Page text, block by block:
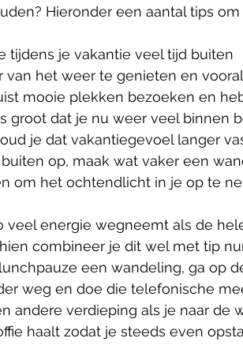
Hieronder een aantal tips
tijdens je vakantie veel tijd buiten
het weer te genieten en
mooie plekken bezoeken en
groot dat je nu weer veel binnen
je dat vakantiegevoel langer
op, maak wat vaker een
om het ochtendlicht in je op te
veel energie wegneemt als de
combineer je dit wel met tip
een wandeling, ga op
weg en doe die telefonische
andere verdieping als je naar de
haalt zodat je steeds even